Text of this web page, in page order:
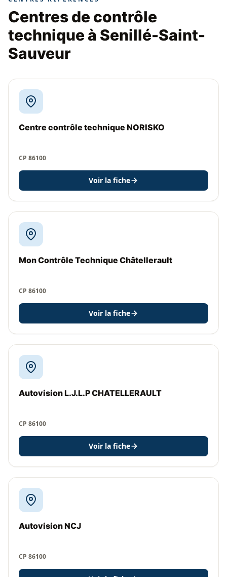
Centres de contrôle
technique à Senillé-Saint-
Sauveur
Centre contrôle technique NORISKO
CP 86100
Voir la fiche
Mon Contrôle Technique Châtellerault
CP 86100
Voir la fiche
Autovision L.J.L.P CHATELLERAULT
CP 86100
Voir la fiche
Autovision NCJ
CP 86100